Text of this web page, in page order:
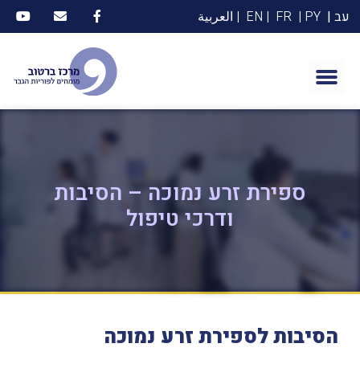
עב | PY |
FR
| EN | العربية
ספירת זרע נמוכה – הסיבות
ודרכי טיפול
הסיבותלספירתזרע נמוכה